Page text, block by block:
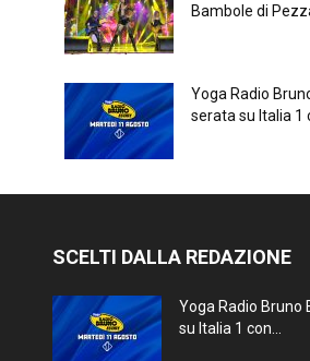
Bambole di
Yoga Radio
serata su Italia 1
SCELTI DALLA REDAZIONE
Yoga Radio Bruno
su Italia 1 con...